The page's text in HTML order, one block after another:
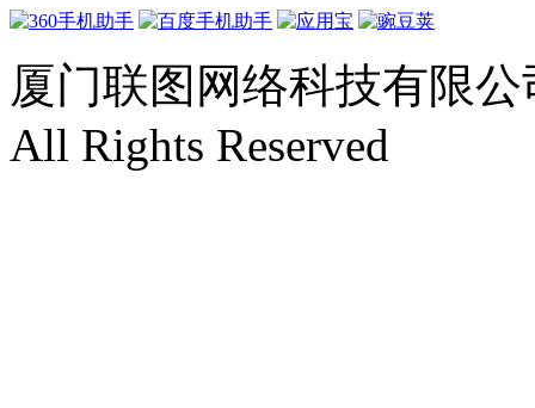
厦门联图网络科技有限公
All Rights Reserved